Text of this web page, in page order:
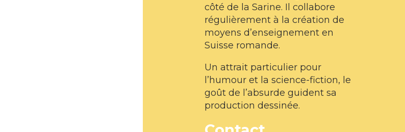
côté de la Sarine. Il collabore
régulièrement à la création de
moyens d’enseignement en
Suisse romande.
Un attrait particulier pour
l’humour et la science-fiction, le
goût de l’absurde guident sa
production dessinée.